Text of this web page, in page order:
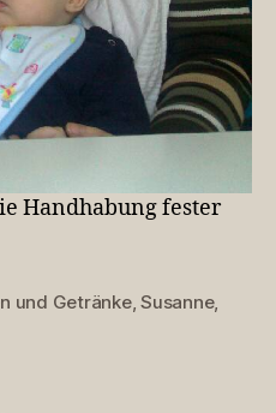
Handhabung fester
und Getränke,Susanne,